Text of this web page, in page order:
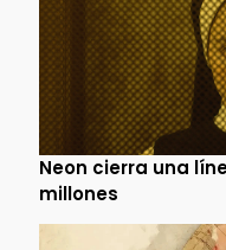
Neon cierra una
millones